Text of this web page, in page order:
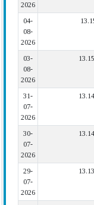
2026
04-
08-
2026
03-
08-
2026
31-
07-
2026
30-
07-
2026
29-
07-
2026